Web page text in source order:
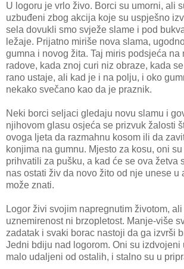
U logoru je vrlo živo. Borci su umorni, ali
uzbuđeni zbog akcija koje su uspješno
sela dovukli smo svježe slame i pod
ležaje. Prijatno miriše nova slama,
gumna i novog žita. Taj miris podsjeća na
radove, kada znoj curi niz obraze, kada
rano ustaje, ali kad je i na polju, i oko
nekako svečano kao da je praznik.
Neki borci seljaci gledaju novu slamu i
njihovom glasu osjeća se prizvuk žalosti
ovoga ljeta da razmahnu kosom ili da
konjima na gumnu. Mjesto za kosu, oni
prihvatili za pušku, a kad će se ova žetva
nas ostati živ da novo žito od nje unese u
može znati.
Logor živi svojim napregnutim životom,
uznemirenost ni brzopletost. Manje-više
zadatak i svaki borac nastoji da ga izvrši
Jedni bdiju nad logorom. Oni su izdvojeni
malo udaljeni od ostalih, i stalno su u